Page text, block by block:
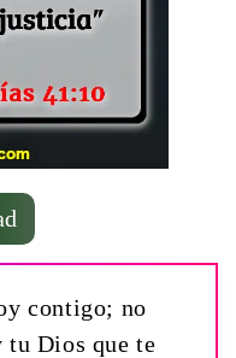
contigo; no
tu Dios que te